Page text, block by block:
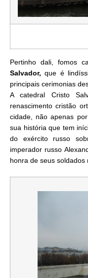
Pertinho dali, fomos
Salvador, que é
principais cerimonias
A catedral Cristo
renascimento cristão
cidade, não apenas
sua história que tem
do exército russo
imperador russo
honra de seus soldados